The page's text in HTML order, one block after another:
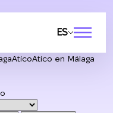
ES
AticoAtico en Málaga